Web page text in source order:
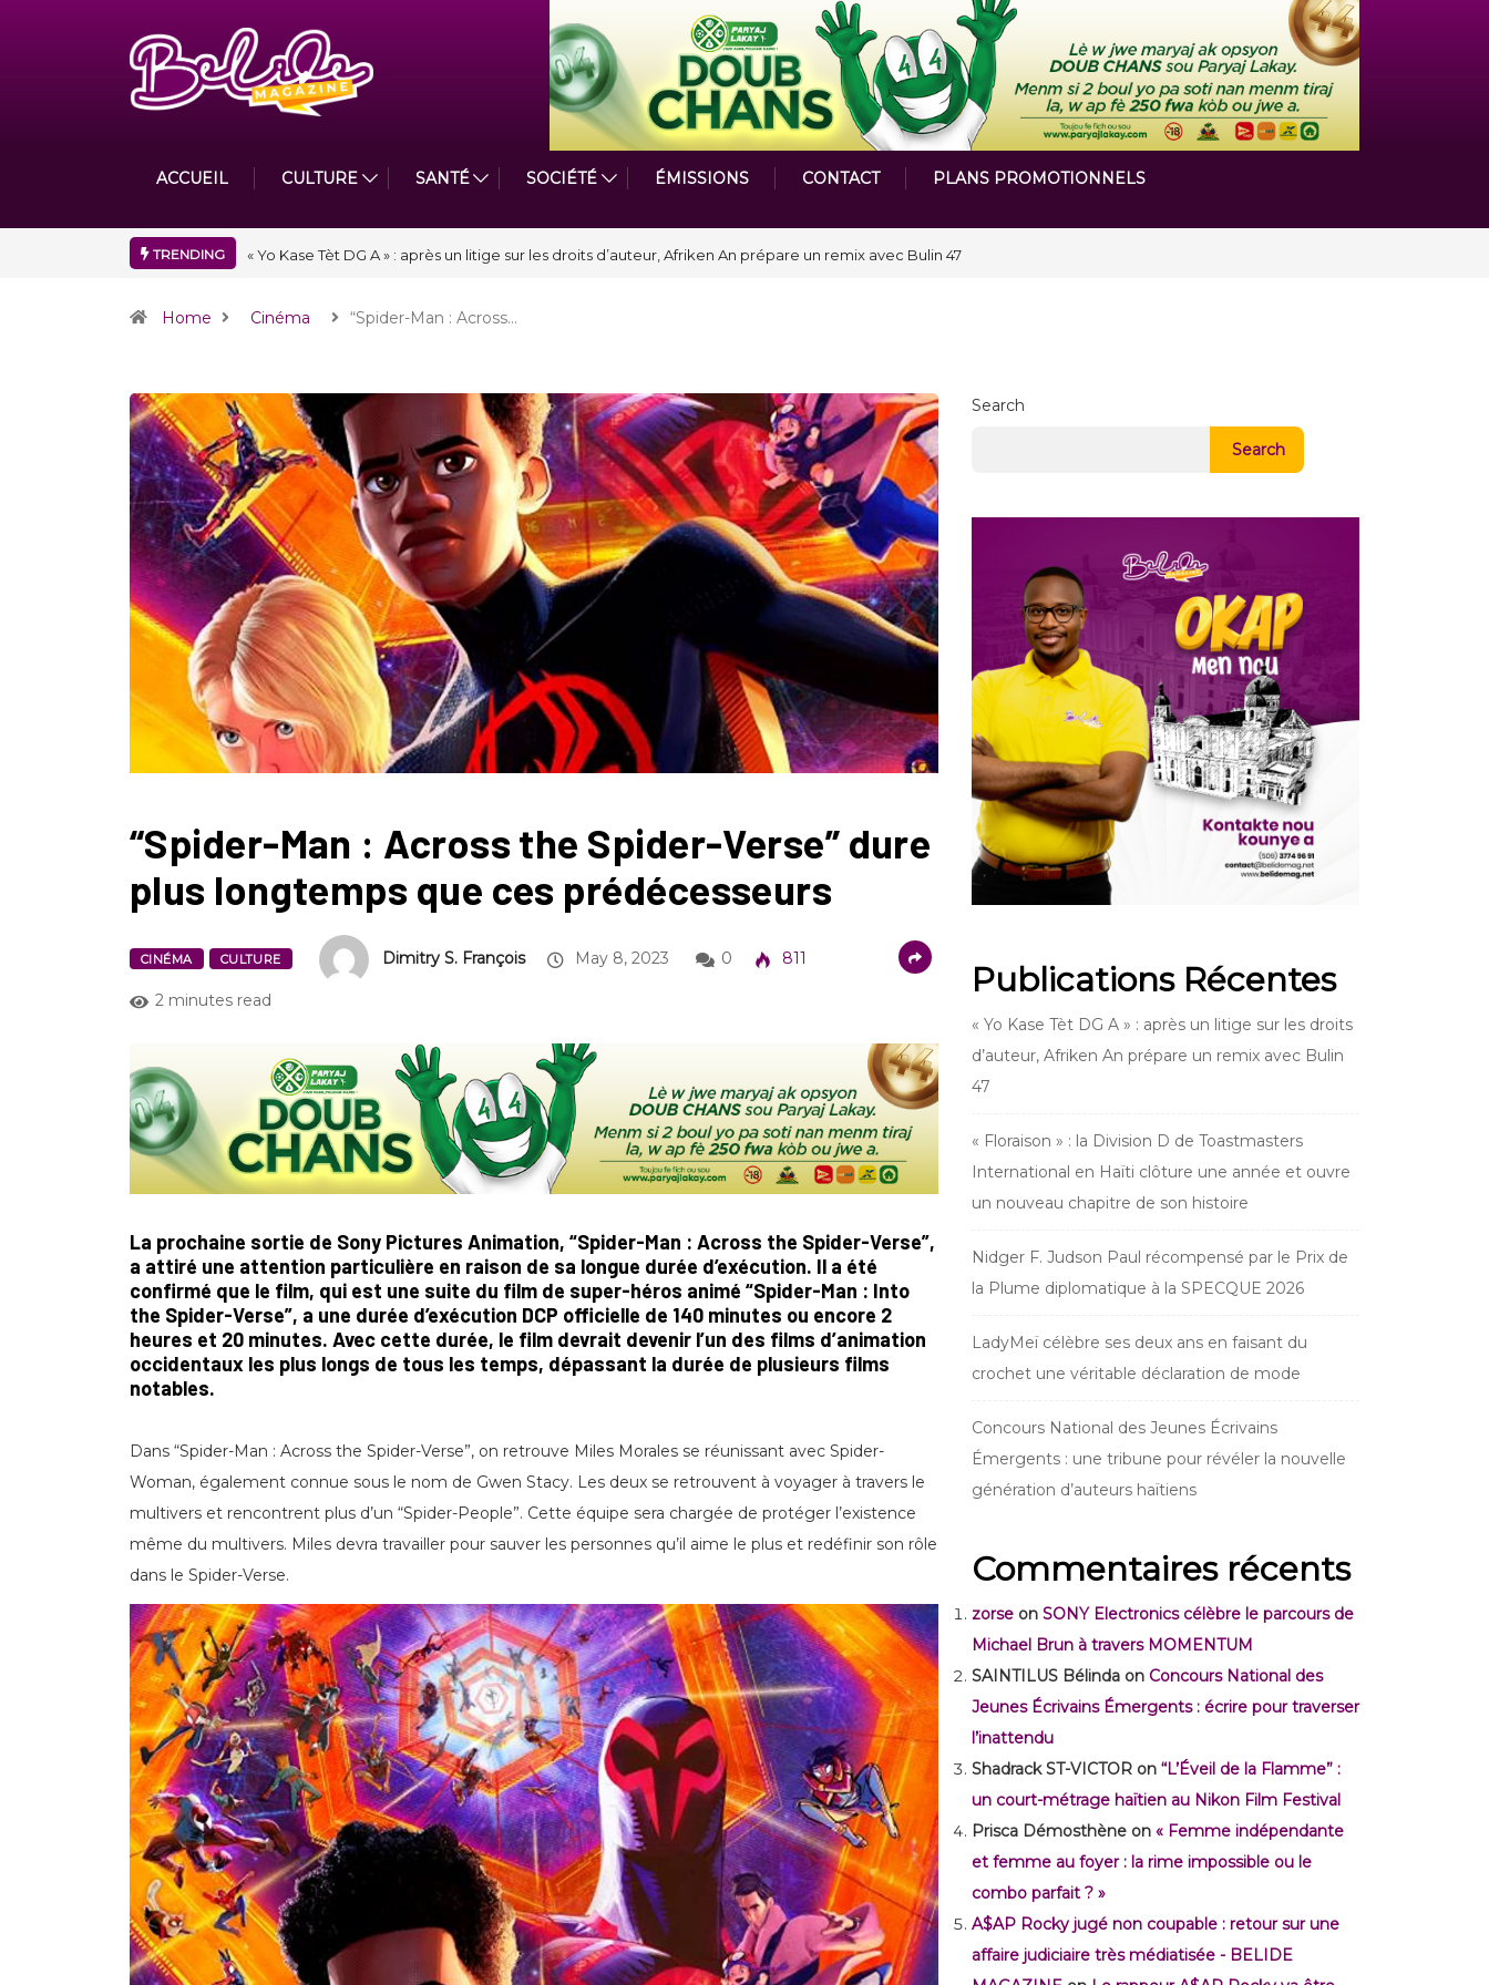
ACCUEIL CULTURE SANTÉ SOCIÉTÉ ÉMISSIONS CONTACT PLANS PROMOTIONNELS
TRENDING « Floraison » : la Division D de Toastmasters International en Haïti clôture une année et ouvre un nouveau chapitre de son histoire
Home Cinéma “Spider-Man : Across…
“Spider-Man : Across the Spider-Verse” dure
plus longtemps que ces prédécesseurs
CINÉMA CULTURE Dimitry S. François May 8, 2023 0 811
2 minutes read
La prochaine sortie de Sony Pictures Animation, “Spider-Man : Across the Spider-Verse”,
a attiré une attention particulière en raison de sa longue durée d’exécution. Il a été
confirmé que le film, qui est une suite du film de super-héros animé “Spider-Man : Into
the Spider-Verse”, a une durée d’exécution DCP officielle de 140 minutes ou encore 2
heures et 20 minutes. Avec cette durée, le film devrait devenir l’un des films d’animation
occidentaux les plus longs de tous les temps, dépassant la durée de plusieurs films
notables.
Dans “Spider-Man : Across the Spider-Verse”, on retrouve Miles Morales se réunissant avec Spider-
Woman, également connue sous le nom de Gwen Stacy. Les deux se retrouvent à voyager à travers le
multivers et rencontrent plus d’un “Spider-People”. Cette équipe sera chargée de protéger l’existence
même du multivers. Miles devra travailler pour sauver les personnes qu’il aime le plus et redéfinir son rôle
dans le Spider-Verse.
Search
Search
Publications Récentes
« Yo Kase Tèt DG A » : après un litige sur les droits
d’auteur, Afriken An prépare un remix avec Bulin
47
« Floraison » : la Division D de Toastmasters
International en Haïti clôture une année et ouvre
un nouveau chapitre de son histoire
Nidger F. Judson Paul récompensé par le Prix de
la Plume diplomatique à la SPECQUE 2026
LadyMeï célèbre ses deux ans en faisant du
crochet une véritable déclaration de mode
Concours National des Jeunes Écrivains
Émergents : une tribune pour révéler la nouvelle
génération d’auteurs haïtiens
Commentaires récents
zorse on SONY Electronics célèbre le parcours de
Michael Brun à travers MOMENTUM
SAINTILUS Bélinda on Concours National des
Jeunes Écrivains Émergents : écrire pour traverser
l’inattendu
Shadrack ST-VICTOR on “L’Éveil de la Flamme” :
un court-métrage haïtien au Nikon Film Festival
Prisca Démosthène on « Femme indépendante
et femme au foyer : la rime impossible ou le
combo parfait ? »
A$AP Rocky jugé non coupable : retour sur une
affaire judiciaire très médiatisée - BELIDE